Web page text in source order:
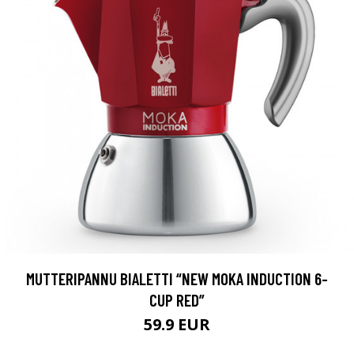
MUTTERIPANNU BIALETTI “NEW MOKA INDUCTION 6-
CUP RED”
59.9 EUR